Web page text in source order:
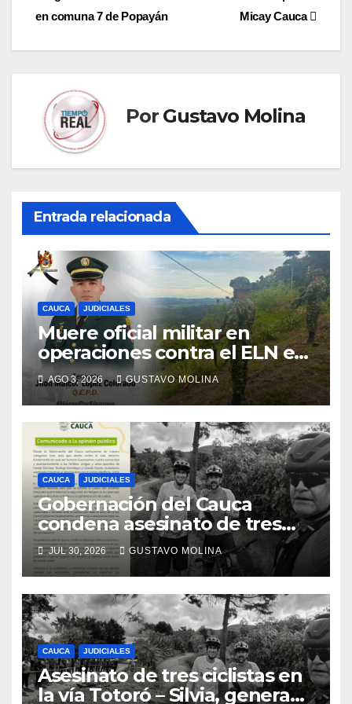
de
entradas
Micay Cauca
en comuna 7 de Popayán
Por Gustavo Molina
Entrada relacionada
CAUCA JUDICIALES
Muere oficial militar en
operaciones contra el ELN en
el sur del Cauca
AGO 3, 2026 GUSTAVO MOLINA
CAUCA JUDICIALES
Gobernación del Cauca
condena asesinato de tres
ciudadanos y exige medidas
urgentes al Gobierno
Nacional
JUL 30, 2026 GUSTAVO MOLINA
CAUCA JUDICIALES
Asesinato de tres ciclistas en
la vía Totoró – Silvia, genera